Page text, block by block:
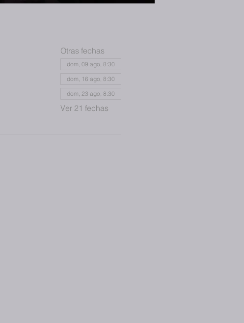
Otras fechas
dom, 09 ago, 8:30
dom, 16 ago, 8:30
dom, 23 ago, 8:30
Ver 21 fechas